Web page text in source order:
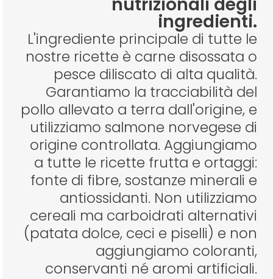
ingredienti.
L'ingrediente principale di tutte le
nostre ricette è carne disossata o
pesce diliscato di alta qualità.
Garantiamo la tracciabilità del
pollo allevato a terra dall'origine, e
utilizziamo salmone norvegese di
origine controllata. Aggiungiamo
a tutte le ricette frutta e ortaggi:
fonte di fibre, sostanze minerali e
antiossidanti. Non utilizziamo
cereali ma carboidrati alternativi
(patata dolce, ceci e piselli) e non
aggiungiamo coloranti,
conservanti né aromi artificiali.